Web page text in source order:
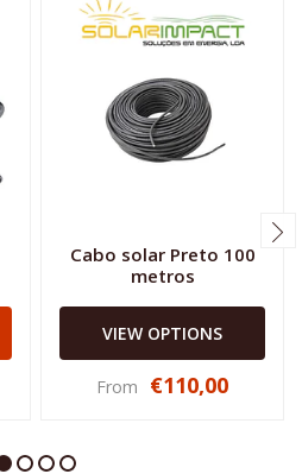
Cabo solar Preto 100
metros
VIEW OPTIONS
From €110,00